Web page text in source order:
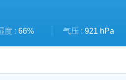
度 : 66% 气压 : 921 hPa